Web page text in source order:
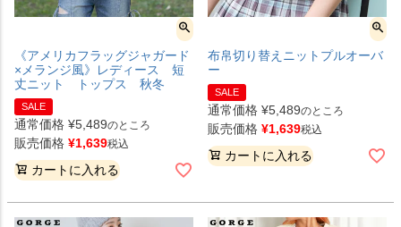
《アメリカフラッグジャガード
×メランジ風》レディース 短
丈ニット トップス 秋冬
SALE
通常価格 ¥5,489のところ
販売価格 ¥1,639税込
カートに入れる
布帛切り替えニットプルオーバ
ー
SALE
通常価格 ¥5,489のところ
販売価格 ¥1,639税込
カートに入れる